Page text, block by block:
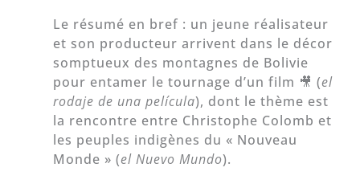
Le résumé en bref : un jeune réalisateur
et son producteur arrivent dans le décor
somptueux des montagnes de Bolivie
pour entamer le tournage d’un film 🎥 (el
rodaje de una película), dont le thème est
la rencontre entre Christophe Colomb et
les peuples indigènes du « Nouveau
Monde » (el Nuevo Mundo).